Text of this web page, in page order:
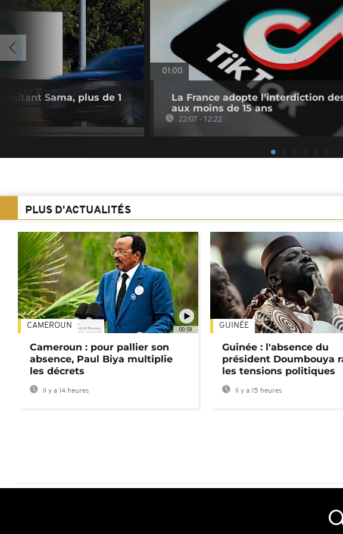
Sama, plus de 1
01:00
La France adopte l'interdiction
aux moins de 15 ans
22/07 - 12:22
PLUS D'ACTUALITÉS
00:59
CAMEROUN
Cameroun : pour pallier son
absence, Paul Biya multiplie
les décrets
Il y a 14 heures
GUINÉE
Guinée : l'absence du
président Doumbouya
les tensions politiques
Il y a 15 heures